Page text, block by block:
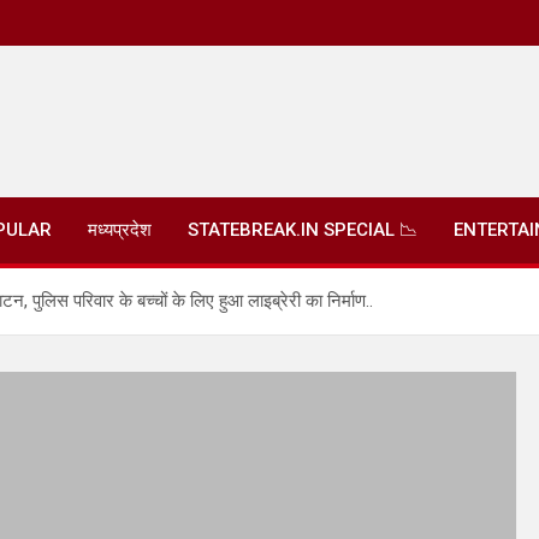
मध्यप्रदेश STATEBREAK.IN SPECIAL 📉
पुलिस परिवार के बच्चों के लिए हुआ लाइब्रेरी का निर्माण..